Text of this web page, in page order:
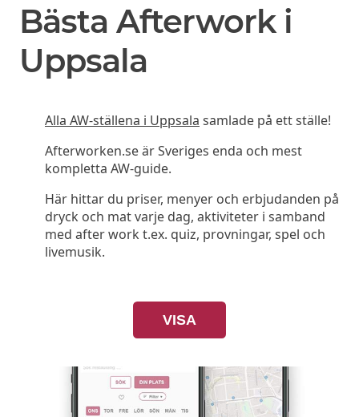
Bästa Afterwork i
Uppsala
Alla AW-ställena i Uppsala samlade på ett ställe!
Afterworken.se är Sveriges enda och mest
kompletta AW-guide.
Här hittar du priser, menyer och erbjudanden på
dryck och mat varje dag, aktiviteter i samband
med after work t.ex. quiz, provningar, spel och
livemusik.
VISA